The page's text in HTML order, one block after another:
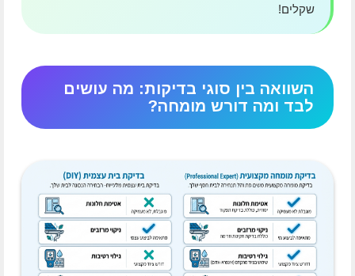
שקלים!
השוואה בין סוגי בדיקות: מה עושים
לבד ומה דורש מומחה?